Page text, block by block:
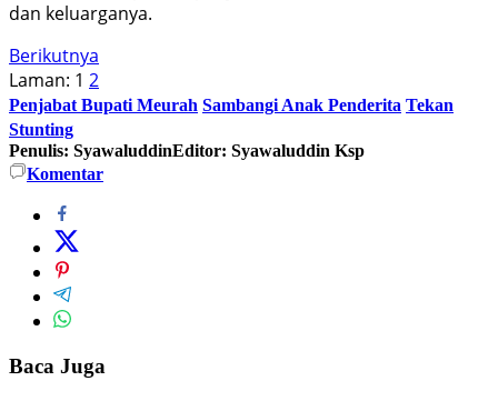
dan keluarganya.
Berikutnya
Laman: 1 2
Penjabat Bupati Meurah Sambangi Anak Penderita Tekan
Stunting
Penulis: SyawaluddinEditor: Syawaluddin Ksp
Komentar
Baca Juga